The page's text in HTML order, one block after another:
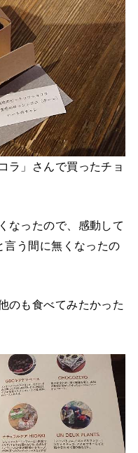
ラ」さんで買ったチョ
なったので、感動して
言う間に無くなったの
のも食べてみたかった